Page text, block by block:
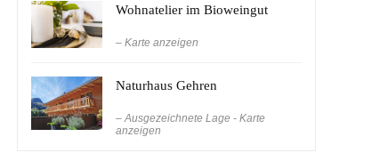
Wohnatelier im Bioweingut
– Karte anzeigen
Naturhaus Gehren
– Ausgezeichnete Lage - Karte
anzeigen